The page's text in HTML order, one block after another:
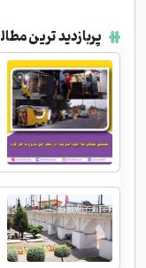
پربازدید ترین